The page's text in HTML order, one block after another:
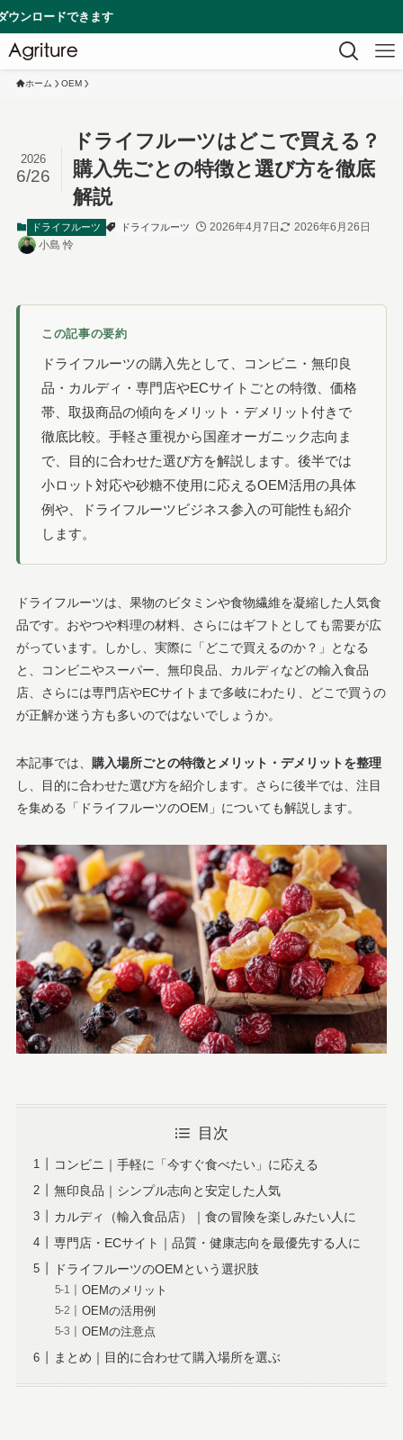
す
ホーム OEM
ドライフルーツはどこで買える？
購入先ごとの特徴と選び方を徹底
解説
2026
6/26
ドライフルーツ ドライフルーツ 2026年4月7日
2026年6月26日
小島 怜
この記事の要約
ドライフルーツの購入先として、コンビニ・無印良
品・カルディ・専門店やECサイトごとの特徴、価格
帯、取扱商品の傾向をメリット・デメリット付きで
徹底比較。手軽さ重視から国産オーガニック志向ま
で、目的に合わせた選び方を解説します。後半では
小ロット対応や砂糖不使用に応えるOEM活用の具体
例や、ドライフルーツビジネス参入の可能性も紹介
します。
ドライフルーツは、果物のビタミンや食物繊維を凝縮した人気食
品です。おやつや料理の材料、さらにはギフトとしても需要が広
がっています。しかし、実際に「どこで買えるのか？」となる
と、コンビニやスーパー、無印良品、カルディなどの輸入食品
店、さらには専門店やECサイトまで多岐にわたり、どこで買うの
が正解か迷う方も多いのではないでしょうか。
本記事では、 購入場所ごとの特徴とメリット・デメリットを整理
し、目的に合わせた選び方を紹介します。さらに後半では、注目
を集める「ドライフルーツのOEM」についても解説します。
目次
コンビニ｜手軽に「今すぐ食べたい」に応える
無印良品｜シンプル志向と安定した人気
カルディ（輸入食品店）｜食の冒険を楽しみたい人に
専門店・ECサイト｜品質・健康志向を最優先する人に
ドライフルーツのOEMという選択肢
OEMのメリット
OEMの活用例
OEMの注意点
まとめ｜目的に合わせて購入場所を選ぶ